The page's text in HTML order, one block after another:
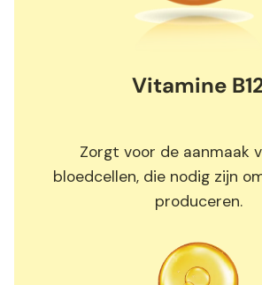
Vitamine
Zorgt voor de aanmaak
bloedcellen, die nodig zijn
produceren.